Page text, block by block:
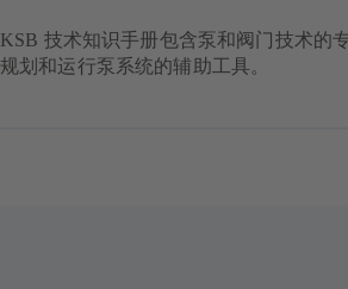
KSB 技术知识手册包含泵和阀门技术的
规划和运行泵系统的辅助工具。